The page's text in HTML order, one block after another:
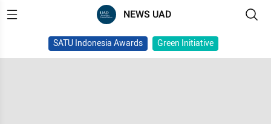
NEWS UAD
SATU Indonesia Awards Green Initiative